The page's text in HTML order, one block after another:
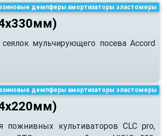
демпферы амортизаторы эластомеры
мульчирующего посева Accord
демпферы амортизаторы эластомеры
культиваторов CLC pro,